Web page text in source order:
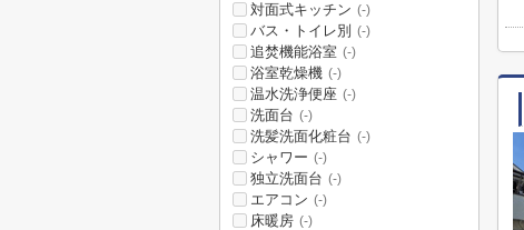
対面式キッチン (-)
バス・トイレ別 (-)
追焚機能浴室 (-)
浴室乾燥機 (-)
温水洗浄便座 (-)
洗面台 (-)
洗髪洗面化粧台 (-)
シャワー (-)
独立洗面台 (-)
エアコン (-)
床暖房 (-)